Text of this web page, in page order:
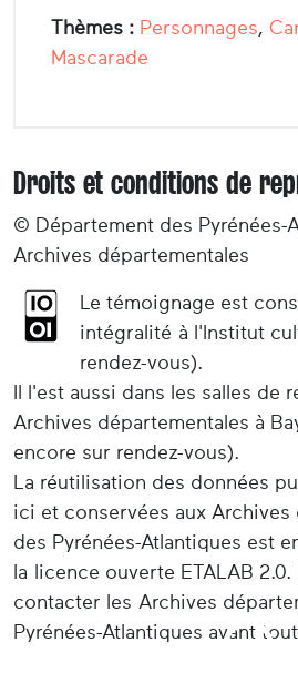
Thèmes : Personnages,
Mascarade
Droits et conditions de
© Département des Pyrénées-
Archives départementales
Le témoignage est
intégralité à l'Institut
rendez-vous).
Il l'est aussi dans les salles de
Archives départementales à
encore sur rendez-vous).
La réutilisation des données
ici et conservées aux Archives
des Pyrénées-Atlantiques est
la licence ouverte ETALAB
contacter les Archives
Pyrénées-Atlantiques avant